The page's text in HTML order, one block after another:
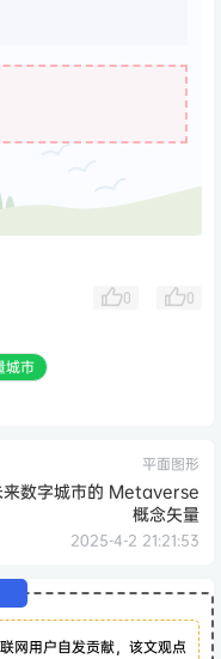
0 0
城市
平面图形
来数字城市的 Metaverse
概念矢量
2025-4-2 21:21:53
网用户自发贡献，该文观点